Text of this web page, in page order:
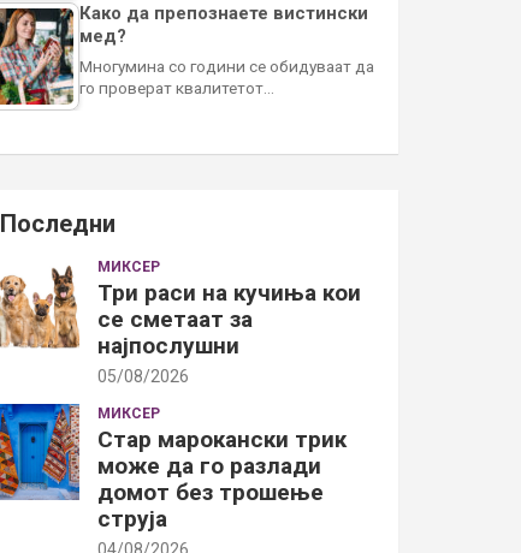
Како да препознаете вистински
мед?
Многумина со години се обидуваат да
го проверат квалитетот…
Последни
МИКСЕР
Три раси на кучиња кои
се сметаат за
најпослушни
05/08/2026
МИКСЕР
Стар марокански трик
може да го разлади
домот без трошење
струја
04/08/2026